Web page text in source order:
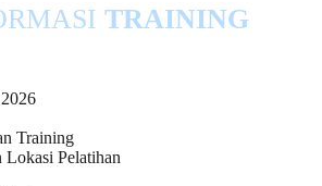
TRAINING
Training
Lokasi Pelatihan